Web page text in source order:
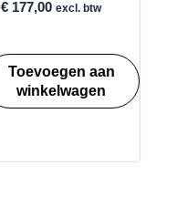
€177,00 excl. btw
Toevoegen aan
winkelwagen